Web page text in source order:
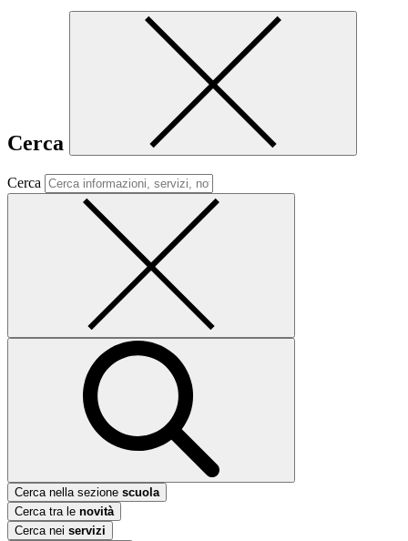
Cerca
Cerca
Cerca nella sezione scuola
Cerca tra le novità
Cerca nei servizi